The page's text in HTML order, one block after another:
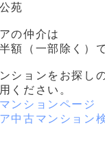
苑
の仲介は
額（一部除く）で
ションをお探し
ください。
ンションページ
中古マンション